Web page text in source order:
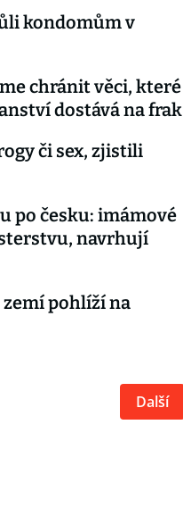
chránit věci, které
dostává na frak
či sex, zjistili
po česku: imámové
navrhují
zemí pohlíží na
Další